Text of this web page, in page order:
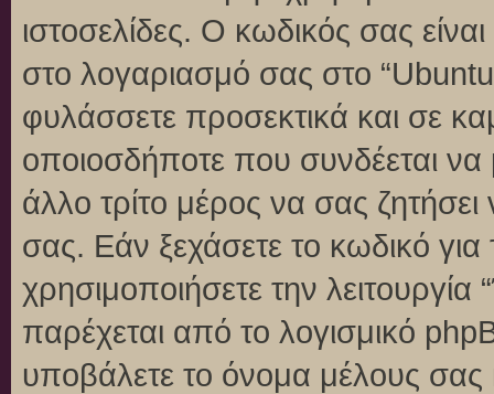
ιστοσελίδες. Ο κωδικός σας
στο λογαριασμό σας στο
φυλάσσετε προσεκτικά και σε
οποιοσδήποτε που συνδέεται
άλλο τρίτο μέρος να σας
σας. Εάν ξεχάσετε το κωδικό
χρησιμοποιήσετε την
παρέχεται από το λογισμικό
υποβάλετε το όνομα μέλους σας